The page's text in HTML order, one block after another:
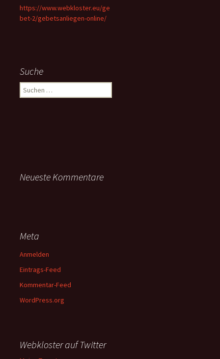
https://www.webkloster.eu/ge
bet-2/gebetsanliegen-online/
Suche
Suchen
nach:
Neueste Kommentare
Meta
Anmelden
Eintrags-Feed
Kommentar-Feed
WordPress.org
Webkloster auf Twitter